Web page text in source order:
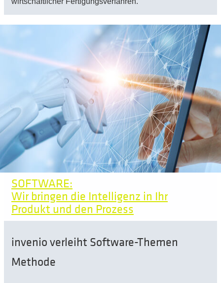
SOFTWARE:
Wir bringen die Intelligenz in Ihr
Produkt und den Prozess
invenio verleiht Software-Themen
Methode